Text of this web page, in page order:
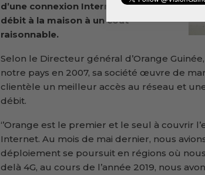
d’une connexion Internet à haut
débit à la maison à un cout
raisonnable.
Selon le Directeur général d’Orange
notre pays en 2007, sa société œuvre de
clientèle un meilleur accès au réseau et
débit.
‘’Orange est le premier et le seul à couvrir
Internet. Au mois de mai dernier, nous
déploiement se poursuit en régions où
delà 4G, au cours de l’année 2019, nous